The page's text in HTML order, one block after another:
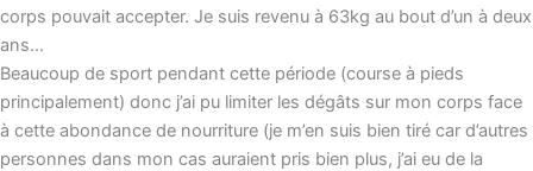
corps pouvait accepter. Je suis revenu à 63kg au bout d’un à deux
ans…
Beaucoup de sport pendant cette période (course à pieds
principalement) donc j’ai pu limiter les dégâts sur mon corps face
à cette abondance de nourriture (je m’en suis bien tiré car d’autres
personnes dans mon cas auraient pris bien plus, j’ai eu de la